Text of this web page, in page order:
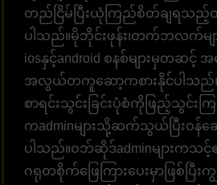
တည်ငြိမ်ပြီးယုံကြည်စိတ်ချရသ
ပါသည်။မိုဘိုင်းဖုန်း၊တက်ဘလက်များ
iosနှင့်android စနစ်များမှတဆင့် အ
အလွယ်တကူဆော့ကစားနိုင်ပါသည်။
စာရင်းသွင်းခြင်းပုံစံကိုဖြည့်သွင်းက
ကadminများသို့ဆက်သွယ်ပြီးဝန်ဆ
ပါသည်။ဝဘ်ဆိုဒ်adminများကသင့်၏
ဂရုတစိုက်ဖြေကြားပေးမှာဖြစ်ပြီး